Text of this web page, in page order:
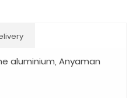
aluminium, Anyaman